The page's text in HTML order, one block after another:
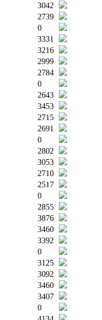
3042
2739
0
3331
3216
2999
2784
0
2643
3453
2715
2691
0
2802
3053
2710
2517
0
2855
3876
3460
3392
0
3125
3092
3460
3407
0